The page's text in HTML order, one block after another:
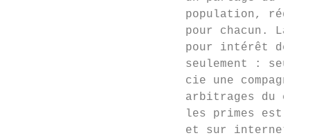
population,
pour chacun. La
pour intérêt de
seulement : seul
cie une compagnie
arbitrages du
les primes est
et sur internet.